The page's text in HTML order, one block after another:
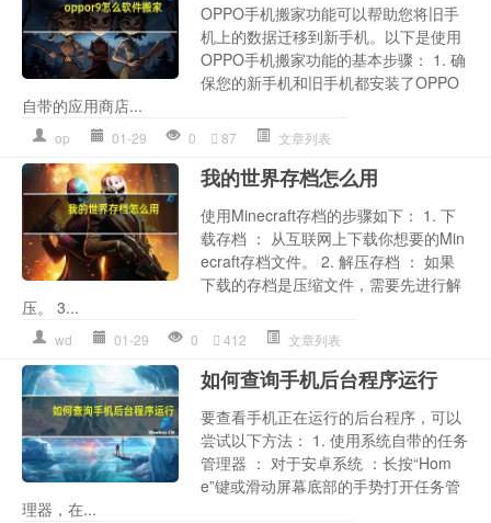
OPPO手机搬家功能可以帮助您将旧手
机上的数据迁移到新手机。以下是使用
OPPO手机搬家功能的基本步骤： 1. 确
保您的新手机和旧手机都安装了OPPO
自带的应用商店...
op 01-29 0 87 文章列表
我的世界存档怎么用
使用Minecraft存档的步骤如下： 1. 下
载存档 ： 从互联网上下载你想要的Min
ecraft存档文件。 2. 解压存档 ： 如果
下载的存档是压缩文件，需要先进行解
压。 3...
wd 01-29 0 412 文章列表
如何查询手机后台程序运行
要查看手机正在运行的后台程序，可以
尝试以下方法： 1. 使用系统自带的任务
管理器 ： 对于安卓系统 ：长按“Hom
e”键或滑动屏幕底部的手势打开任务管
理器，在...